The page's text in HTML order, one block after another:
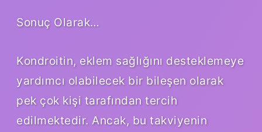
Sonuç Olarak…
Kondroitin, eklem sağlığını desteklemeye
yardımcı olabilecek bir bileşen olarak
pek çok kişi tarafından tercih
edilmektedir. Ancak, bu takviyenin